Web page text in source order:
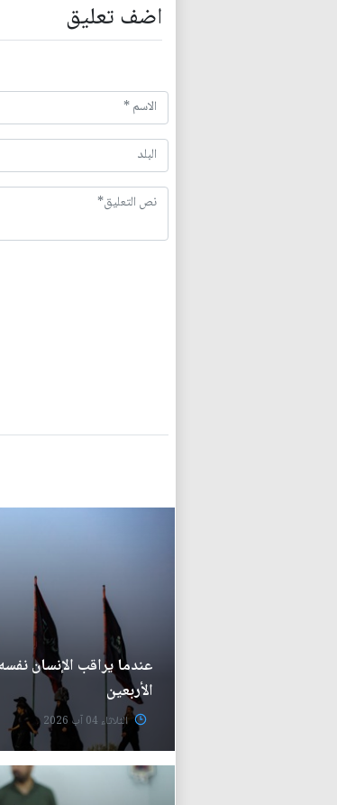
اضف تعليق
عندما يراقب الإنسان
الأربعين
الثلاثاء 04 آب 2026